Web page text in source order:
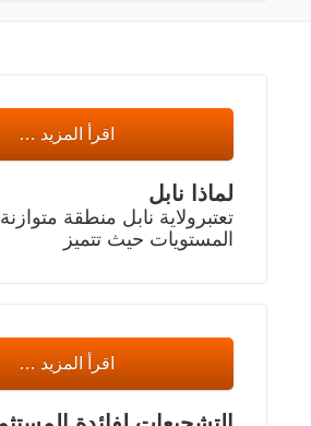
اقرأ المزيد …
لماذا نابل
تعتبرولاية نابل منطقة
المستويات حيث تتميز
اقرأ المزيد …